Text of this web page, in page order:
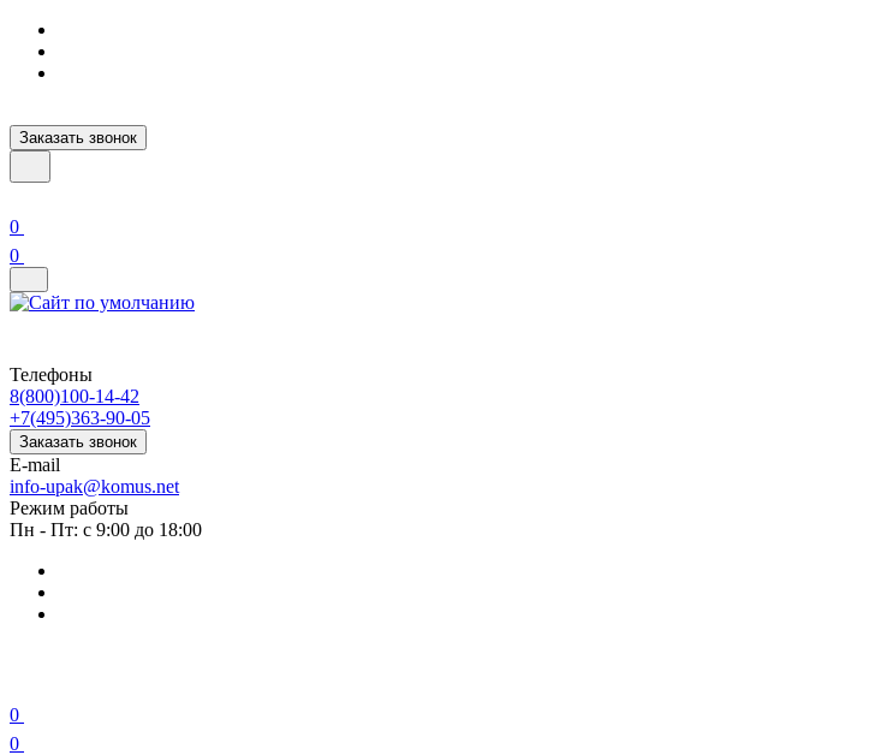
Заказать звонок
0
0
Телефоны
8(800)100-14-42
+7(495)363-90-05
Заказать звонок
E-mail
info-upak@komus.net
Режим работы
Пн - Пт: с 9:00 до 18:00
0
0